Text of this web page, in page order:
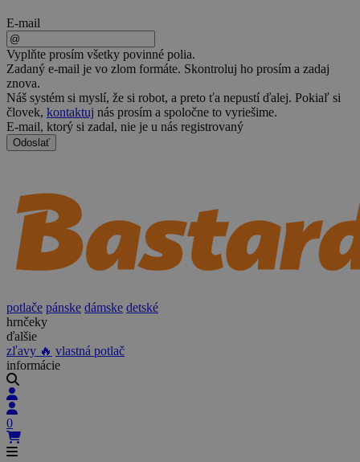
E-mail
Vyplňte prosím všetky povinné polia.
Zadaný e-mail je vo zlom formáte. Skontroluj ho prosím a zadaj
znova.
Náš systém si myslí, že si robot, a preto ťa nepustí ďalej. Pokiaľ si
človek, kontaktuj nás prosím a spoločne to vyriešime.
E-mail, ktorý si zadal, nie je u nás registrovaný
Odoslať
potlače pánske dámske detské
hrnčeky
ďalšie
zľavy 🔥 vlastná potlač
informácie
0